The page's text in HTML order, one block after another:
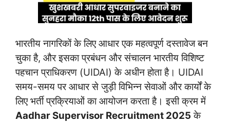
भारतीय नागरिकों के लिए आधार एक महत्वपूर्ण दस्तावेज बन
चुका है, और इसका प्रबंधन और संचालन भारतीय विशिष्ट
पहचान प्राधिकरण (UIDAI) के अधीन होता है। UIDAI
समय-समय पर आधार से जुड़ी विभिन्न सेवाओं और कार्यों के
लिए भर्ती प्रक्रियाओं का आयोजन करता है। इसी क्रम में
Aadhar Supervisor Recruitment 2025 के